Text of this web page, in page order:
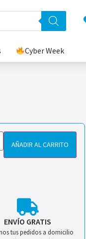
Cyber Week
AÑADIR AL CARRITO
ENVÍO GRATIS
tus pedidos a domicilio